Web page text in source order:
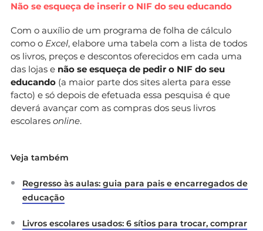
Não se esqueça de inserir o NIF do seu educando
Com o auxílio de um programa de folha de cálculo
como o Excel, elabore uma tabela com a lista de todos
os livros, preços e descontos oferecidos em cada uma
das lojas e não se esqueça de pedir o NIF do seu
educando (a maior parte dos sites alerta para esse
facto) e só depois de efetuada essa pesquisa é que
deverá avançar com as compras dos seus livros
escolares online.
Veja também
Regresso às aulas: guia para pais e encarregados de
educação
Livros escolares usados: 6 sítios para trocar, comprar